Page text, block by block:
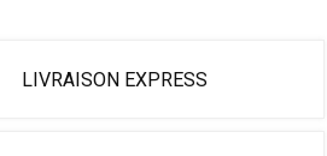
LIVRAISON EXPRESS